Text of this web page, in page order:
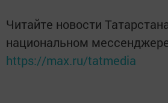
Читайте новости
национальном
https://max.ru/tatmedia